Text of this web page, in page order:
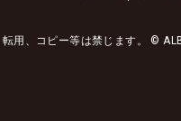
用、コピー等は禁じます。 ©